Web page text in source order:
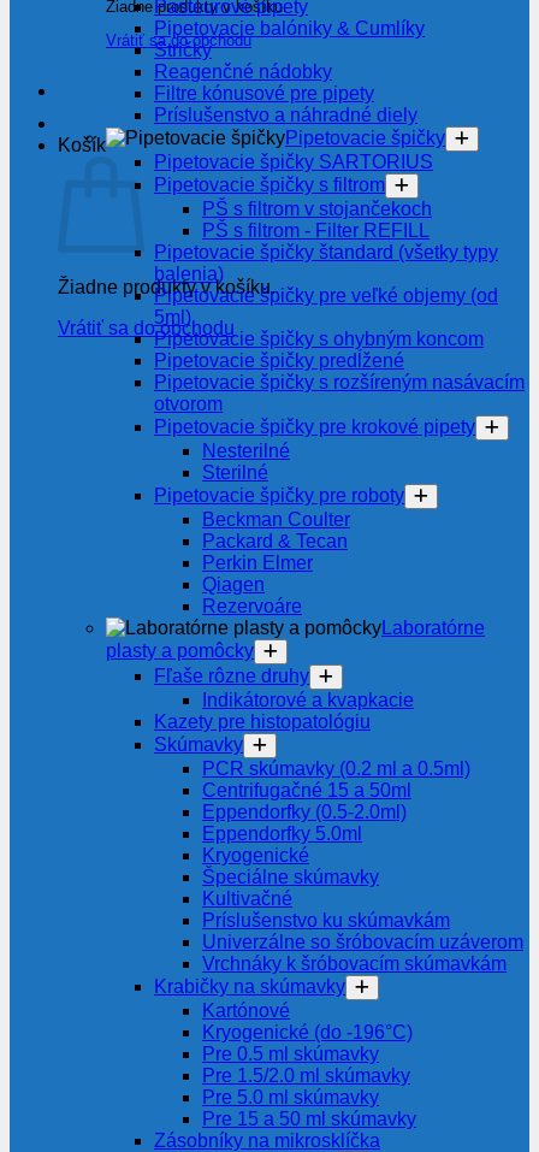
Žiadne produkty v košíku.
Vrátiť sa do obchodu
Košík
Žiadne produkty v košíku.
Vrátiť sa do obchodu
Pasteurové pipety
Pipetovacie balóniky & Cumlíky
Stričky
Reagenčné nádobky
Filtre kónusové pre pipety
Príslušenstvo a náhradné diely
Pipetovacie špičky
Pipetovacie špičky SARTORIUS
Pipetovacie špičky s filtrom
PŠ s filtrom v stojančekoch
PŠ s filtrom - Filter REFILL
Pipetovacie špičky štandard (všetky typy
balenia)
Pipetovacie špičky pre veľké objemy (od
5ml)
Pipetovacie špičky s ohybným koncom
Pipetovacie špičky predĺžené
Pipetovacie špičky s rozšíreným nasávacím
otvorom
Pipetovacie špičky pre krokové pipety
Nesterilné
Sterilné
Pipetovacie špičky pre roboty
Beckman Coulter
Packard & Tecan
Perkin Elmer
Qiagen
Rezervoáre
Laboratórne
plasty a pomôcky
Fľaše rôzne druhy
Indikátorové a kvapkacie
Kazety pre histopatológiu
Skúmavky
PCR skúmavky (0.2 ml a 0.5ml)
Centrifugačné 15 a 50ml
Eppendorfky (0.5-2.0ml)
Eppendorfky 5.0ml
Kryogenické
Špeciálne skúmavky
Kultivačné
Príslušenstvo ku skúmavkám
Univerzálne so šróbovacím uzáverom
Vrchnáky k šróbovacím skúmavkám
Krabičky na skúmavky
Kartónové
Kryogenické (do -196°C)
Pre 0.5 ml skúmavky
Pre 1.5/2.0 ml skúmavky
Pre 5.0 ml skúmavky
Pre 15 a 50 ml skúmavky
Zásobníky na mikrosklíčka